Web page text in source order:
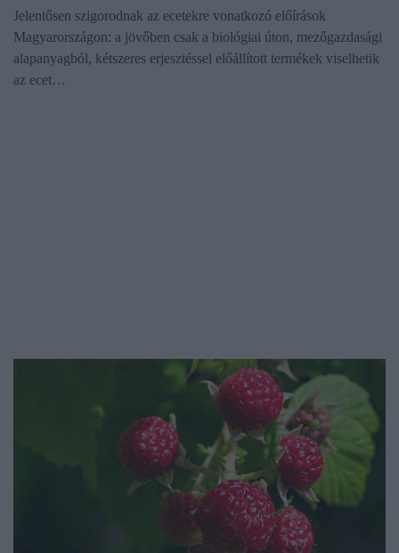
Jelentősen szigorodnak az ecetekre vonatkozó előírások
Magyarországon: a jövőben csak a biológiai úton, mezőgazdasági
alapanyagból, kétszeres erjesztéssel előállított termékek viselhetik
az ecet…